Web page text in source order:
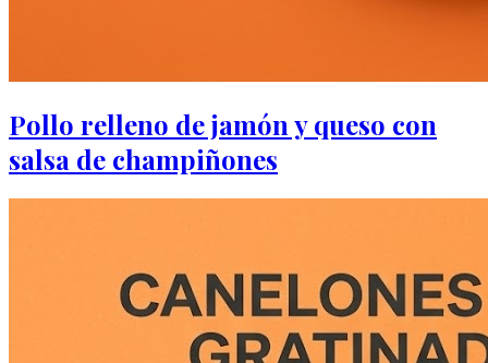
Pollo relleno de jamón y queso con
salsa de champiñones